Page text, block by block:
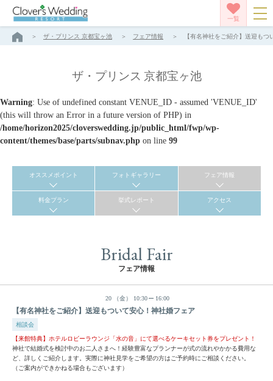
一覧
ザ・プリンス 京都宝ヶ池 フェア情報 【有名神社をご紹介】送迎も
ザ・プリンス 京都宝ヶ池
Warning: Use of undefined constant VENUE_ID - assumed 'VENUE_ID'
(this will throw an Error in a future version of PHP) in
/home/horizon2025/cloverswedding.jp/public_html/fwp/wp-
content/themes/base/parts/subnav.php on line 99
オススメポイント フォトギャラリー フェア情報
料金プラン 挙式レポート アクセス
Bridal Fair
フェア情報
20 （金） 10:30 16:00
【有名神社をご紹介】送迎もついて安心！神社婚フェア
相談会
【来館特典】ホテルロビーラウンジ「水の音」にて選べるケーキセット券をプレゼント！
神社で結婚式を検討中のお二人さまへ！経験豊富なプランナーが式の流れやかかる費用な
ど、詳しくご紹介します。実際に神社見学をご希望の方はご予約時にご相談ください。
（ご案内ができかねる場合もございます）